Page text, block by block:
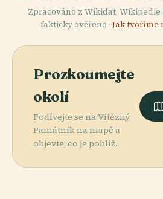
Zpracováno z Wikidat, Wikipedie
fakticky ověřeno · Jak tvoříme
Prozkoumejte
okolí
Podívejte se na Vítězný
Památník na mapě a
objevte, co je poblíž.